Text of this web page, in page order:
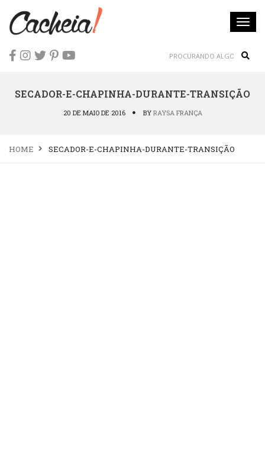
SECADOR-E-CHAPINHA-DURANTE-TRANSIÇÃO
20 DE MAIO DE 2016 BY RAYSA FRANÇA
HOME SECADOR-E-CHAPINHA-DURANTE-TRANSIÇÃO